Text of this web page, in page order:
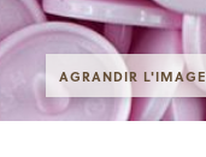
AGRANDIR L'IMAGE